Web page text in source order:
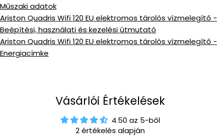
Műszaki adatok
Ariston Quadris Wifi 120 EU elektromos tárolós vízmelegítő -
Beépítési, használati és kezelési útmutató
Ariston Quadris Wifi 120 EU elektromos tárolós vízmelegítő -
Energiacímke
Vásárlói Értékelések
4.50 az 5-ből
2 értékelés alapján